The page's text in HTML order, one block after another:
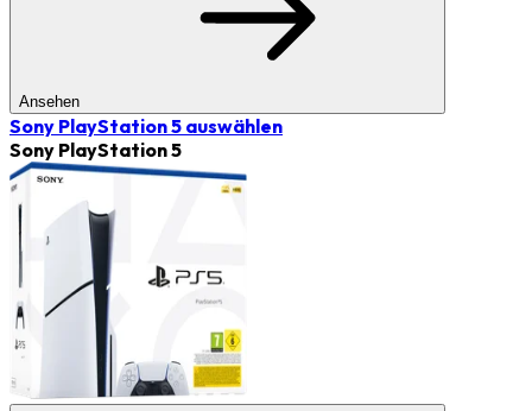
Ansehen
Sony PlayStation 5 auswählen
Sony PlayStation 5